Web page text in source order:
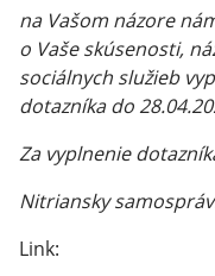
na Vašom názore
o Vaše skúsenosti,
sociálnych služieb
dotazníka do
Za vyplnenie
Nitriansky
Link: